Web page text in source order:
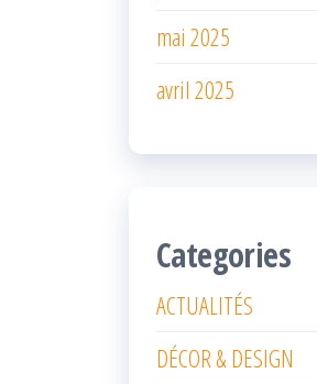
mai 2025
avril 2025
Categories
ACTUALITÉS
DÉCOR & DESIGN